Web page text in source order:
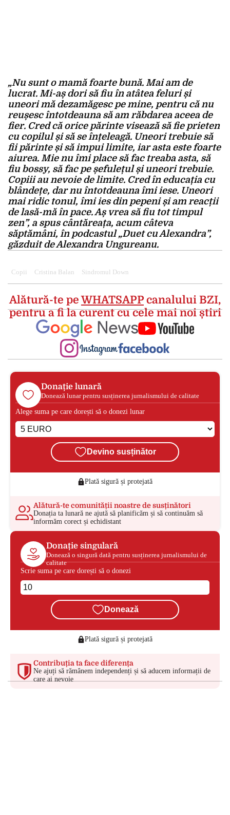
„Nu sunt o mamă foarte bună. Mai am de
lucrat. Mi-aș dori să fiu în atâtea feluri și
uneori mă dezamăgesc pe mine, pentru că nu
reușesc întotdeauna să am răbdarea aceea de
fier. Cred că orice părinte visează să fie prieten
cu copilul și să se înțeleagă. Uneori trebuie să
fii părinte și să impui limite, iar asta este foarte
aiurea. Mie nu îmi place să fac treaba asta, să
fiu bossy, să fac pe șefulețul și uneori trebuie.
Copiii au nevoie de limite. Cred în educația cu
blândețe, dar nu întotdeauna îmi iese. Uneori
mai ridic tonul, îmi ies din pepeni și am reacții
de lasă-mă în pace. Aș vrea să fiu tot timpul
zen”, a spus cântăreața, acum câteva
săptămâni, în podcastul „Duet cu Alexandra”,
găzduit de Alexandra Ungureanu.
Copii Cristina Balan Sindromul Down
Alătură-te peWHATSAPPcanalului BZI,
pentru a fi la curent cu cele mai noi știri
Donație lunară
Donează lunar pentru susținerea jurnalismului de calitate
Alege suma pe care dorești să o donezi lunar
Devino susținător
Plată sigură și protejată
Alătură-te comunității noastre de susținători
Donația ta lunară ne ajută să planificăm și să continuăm să
informăm corect și echidistant
Donație singulară
Donează o singură dată pentru susținerea jurnalismului de
calitate
Scrie suma pe care dorești să o donezi
Donează
Plată sigură și protejată
Contribuția ta face diferența
Ne ajuți să rămânem independenți și să aducem informații de
care ai nevoie